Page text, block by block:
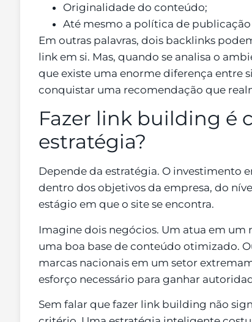
Originalidade do conteúdo;
Até mesmo a política de
Em outras palavras, dois backlinks
link em si. Mas, quando se analisa o
que existe uma enorme diferença entre
conquistar uma recomendação que
Fazer link building é
estratégia?
Depende da estratégia. O investimento
dentro dos objetivos da empresa, do
estágio em que o site se encontra.
Imagine dois negócios. Um atua em
uma boa base de conteúdo otimizado.
marcas nacionais em um setor
esforço necessário para ganhar
Sem falar que fazer link building não